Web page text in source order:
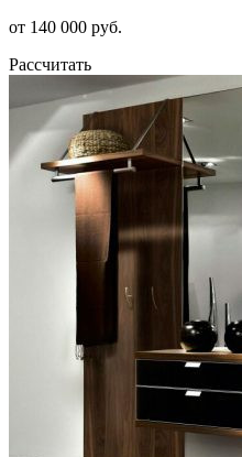
от 140 000 руб.
Рассчитать